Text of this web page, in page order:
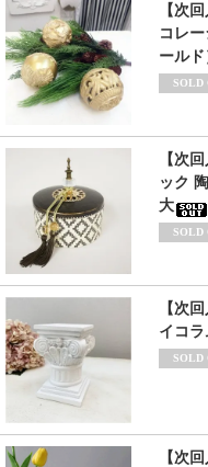
【次
コレ
ールド
SOLD
【次
ック
大
SOLD
【次
イコラ
SOLD
【次